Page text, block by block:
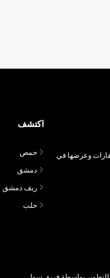
وعرضها في
اكتشف
حمص
دمشق
ريف دمشق
حلب